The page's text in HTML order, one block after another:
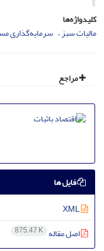
کلیدواژه‌ها
مالیات سبز سرمایه‌گذاری
مراجع
فایل ها
اصل مقاله 875.47 K